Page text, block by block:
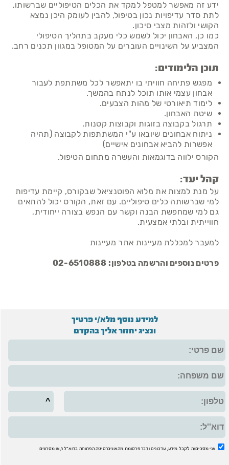
ידע זה מאפשר למטפל למקד את הכלים הטיפוליים שברשותו,
לתת סדר עדיפויות נכון בטיפול, להבין לעומק היכן נמצא
הקושי ולזהות מצבי סיכון.
כמו כן, האבחון יכול לשמש כלי מעקב בתהליך הטיפולי
המצביע על השינויים העוברים על המטופל במגוון תכנים רחב.
תוכן הלימודים:
מפגש פתיחה חוויתי בו יתאפשר לכל משתתפת לעבור
אבחון עצמי אותו תוכל לנתח בהמשך.
לימוד תיאורטי של מהות הצבעים.
שיטת האבחון.
תרגול בקבוצה בזוגות וקבוצות קטנות.
ניתוח אבחונים שיובאו ע"י המשתתפות לקבוצה (תהיה
אפשרות להביא אבחונים אישיים)
הקורס ילווה בדוגמאות והעשרה מתחום הטיפול.
קהל יעד:
על מנת למצות את מלוא הפוטנציאל שבקורס, קיימת עדיפות
למי שברשותה כלים טיפוליים. עם זאת, הקורס יכול להתאים
גם למי שמחפשת הבנה וקשר עם הנפש בצורה ייחודית,
חווייתית ובלתי אמצעית.
למעבר למכללת מעיינות אתר מעיינות
פרטים נוספים והרשמה בטלפון: 02-6510888
למידע נוסף מלא/י פרטיך
ונציג יחזור אליך בהקדם
אני מסכים/ה לקבל מידע, עדכונים ודבר פרסומת מהאוניברסיטה הפתוחה בדוא"ל ו/או מסרונים